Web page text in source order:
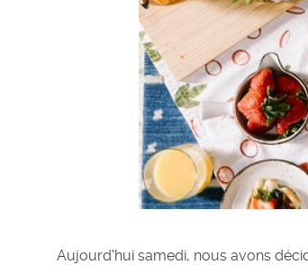
Aujourd'hui samedi, nous avons